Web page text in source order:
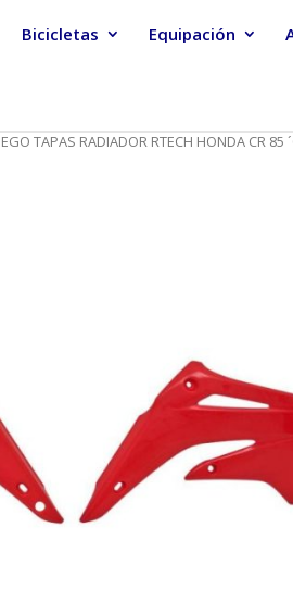
Bicicletas Equipación
TAPAS RADIADOR RTECH HONDA CR 85